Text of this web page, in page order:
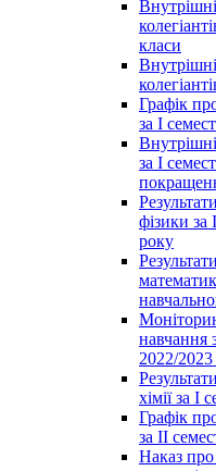
класи
Графік
за І
за І
фізики за
року
навчання
2022/
хімії за І
Графік
за ІІ
Наказ